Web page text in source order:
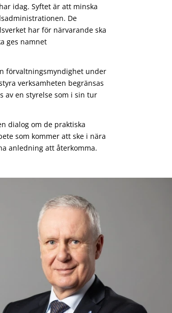
idag. Syftet är att minska
De
har för närvarande ska
ges namnet
förvaltningsmyndighet under
verksamheten begränsas
av en styrelse som i sin tur
dialog om de praktiska
som kommer att ske i nära
anledning att återkomma.